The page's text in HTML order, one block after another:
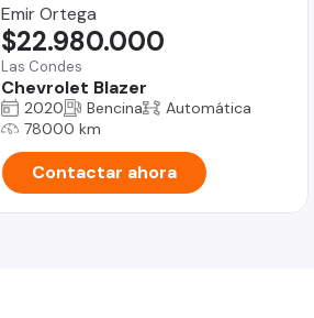
Emir Ortega
Las Condes
Chevrolet Blazer
$22.980.000
2020 Bencina
Automática
78000 km
Contactar ahora